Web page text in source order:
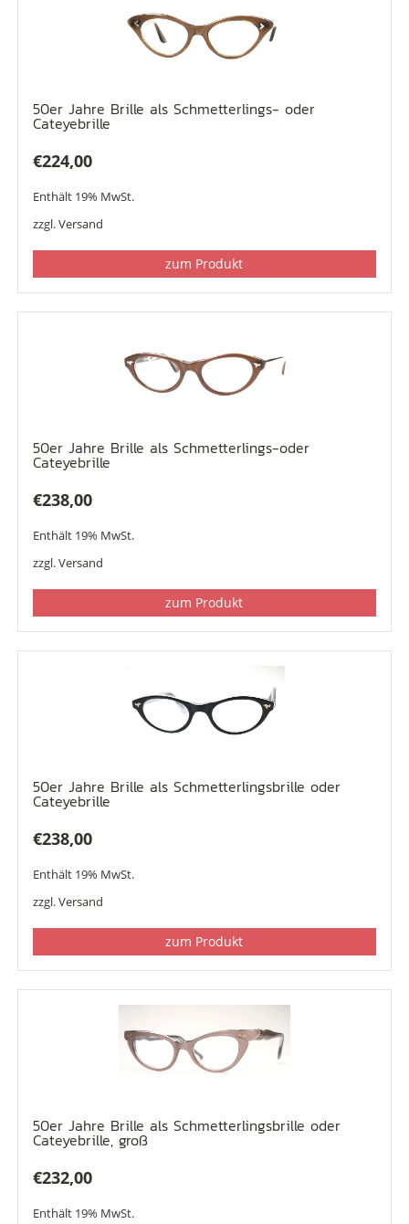
50er Jahre Brille als Schmetterlings- oder
Cateyebrille
€224,00
Enthält 19% MwSt.
zzgl.Versand
zum Produkt
50er Jahre Brille als Schmetterlings-oder
Cateyebrille
€238,00
Enthält 19% MwSt.
zzgl.Versand
zum Produkt
50er Jahre Brille als Schmetterlingsbrille oder
Cateyebrille
€238,00
Enthält 19% MwSt.
zzgl.Versand
zum Produkt
50er Jahre Brille als Schmetterlingsbrille oder
Cateyebrille, groß
€232,00
Enthält 19% MwSt.